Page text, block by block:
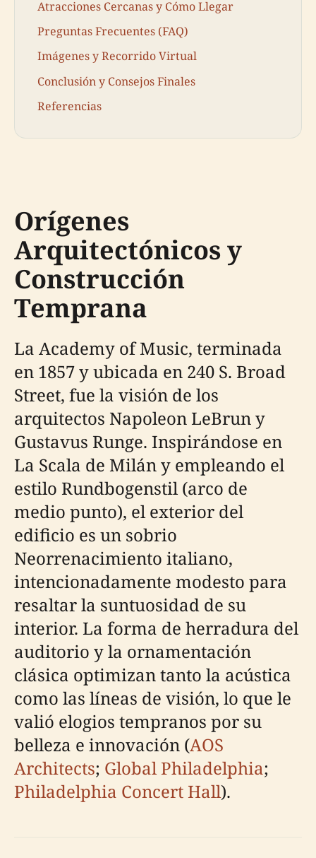
Atracciones Cercanas y Cómo Llegar
Preguntas Frecuentes (FAQ)
Imágenes y Recorrido Virtual
Conclusión y Consejos Finales
Referencias
Orígenes
Arquitectónicos y
Construcción
Temprana
La Academy of Music, terminada
en 1857 y ubicada en 240 S. Broad
Street, fue la visión de los
arquitectos Napoleon LeBrun y
Gustavus Runge. Inspirándose en
La Scala de Milán y empleando el
estilo Rundbogenstil (arco de
medio punto), el exterior del
edificio es un sobrio
Neorrenacimiento italiano,
intencionadamente modesto para
resaltar la suntuosidad de su
interior. La forma de herradura del
auditorio y la ornamentación
clásica optimizan tanto la acústica
como las líneas de visión, lo que le
valió elogios tempranos por su
belleza e innovación (AOS
Architects; Global Philadelphia;
Philadelphia Concert Hall).